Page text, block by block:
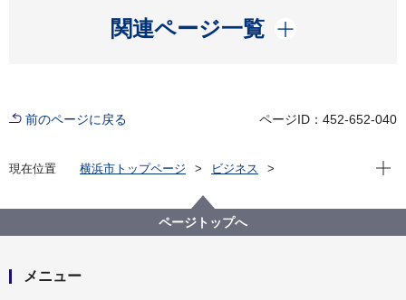
関連ページ一覧
開く
前のページに戻る ページID：452-652-040
現在位置 横浜市トップページ
ビジネス
環境・省エネに関する取組・補助制度等
横浜市建築物環境配慮制度（CASBEE横浜）
横浜市建築物環境配慮評価認証制度について
現在
ページトップへ
メニュー